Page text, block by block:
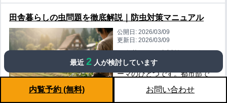
田舎暮らしの虫問題を徹底解説｜防虫対策マニュアル
公開日: 2026/03/09
更新日: 2026/03/09
前に知っておくべき最重要テ
ーマのひとつです。都市部で
は見かけない大きな虫や、数
の多さに驚く方が少...
最近 2 人が検討しています
内覧予約 (無料) お問い合わせ